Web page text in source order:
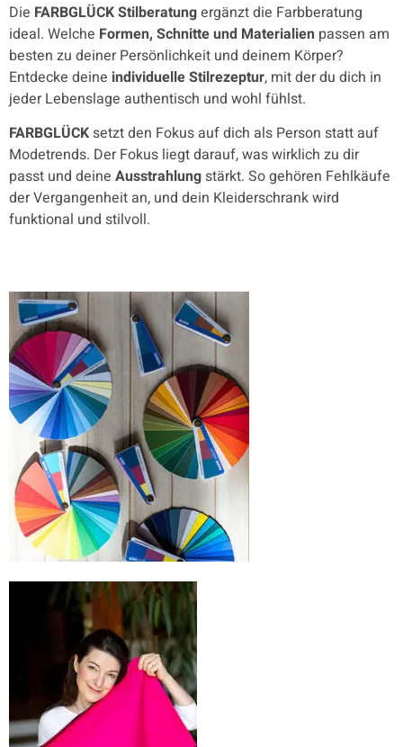
Die FARBGLÜCK Stilberatungergänzt die Farbberatung
ideal. Welche Formen, Schnitte und Materialien passen am
besten zu deiner Persönlichkeit und deinem Körper?
Entdecke deine individuelle Stilrezeptur, mit der du dich in
jeder Lebenslage authentisch und wohl fühlst.
FARBGLÜCK setzt den Fokus auf dich als Person statt auf
Modetrends. Der Fokus liegt darauf, was wirklich zu dir
passt und deine Ausstrahlung stärkt. So gehören Fehlkäufe
der Vergangenheit an, und dein Kleiderschrank wird
funktional und stilvoll.